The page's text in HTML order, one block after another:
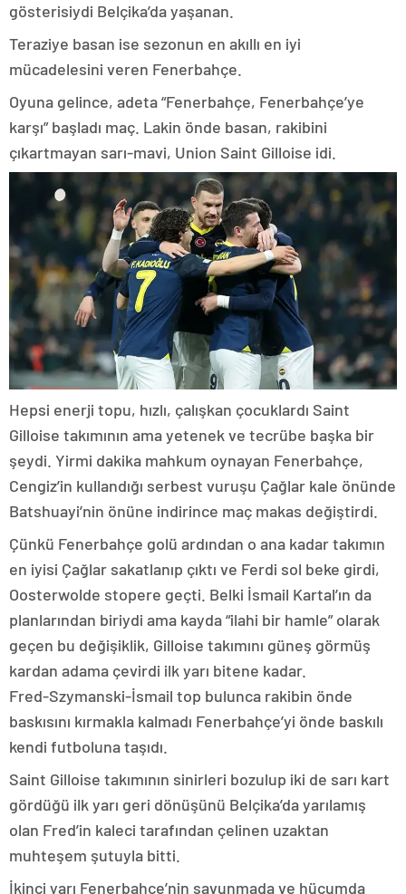
gösterisiydi Belçika’da yaşanan.
Teraziye basan ise sezonun en akıllı en iyi
mücadelesini veren Fenerbahçe.
Oyuna gelince, adeta “Fenerbahçe, Fenerbahçe’ye
karşı” başladı maç. Lakin önde basan, rakibini
çıkartmayan sarı-mavi, Union Saint Gilloise idi.
Hepsi enerji topu, hızlı, çalışkan çocuklardı Saint
Gilloise takımının ama yetenek ve tecrübe başka bir
şeydi. Yirmi dakika mahkum oynayan Fenerbahçe,
Cengiz’in kullandığı serbest vuruşu Çağlar kale önünde
Batshuayi’nin önüne indirince maç makas değiştirdi.
Çünkü Fenerbahçe golü ardından o ana kadar takımın
en iyisi Çağlar sakatlanıp çıktı ve Ferdi sol beke girdi,
Oosterwolde stopere geçti. Belki İsmail Kartal’ın da
planlarından biriydi ama kayda “ilahi bir hamle” olarak
geçen bu değişiklik, Gilloise takımını güneş görmüş
kardan adama çevirdi ilk yarı bitene kadar.
Fred-Szymanski-İsmail top bulunca rakibin önde
baskısını kırmakla kalmadı Fenerbahçe’yi önde baskılı
kendi futboluna taşıdı.
Saint Gilloise takımının sinirleri bozulup iki de sarı kart
gördüğü ilk yarı geri dönüşünü Belçika’da yarılamış
olan Fred’in kaleci tarafından çelinen uzaktan
muhteşem şutuyla bitti.
İkinci yarı Fenerbahçe’nin savunmada ve hücumda